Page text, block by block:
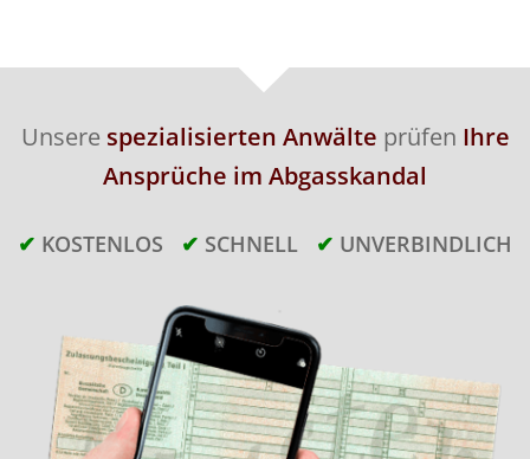
Unsere spezialisierten Anwälte prüfen Ihre
Ansprüche im Abgasskandal
✔ KOSTENLOS ✔ SCHNELL ✔ UNVERBINDLICH